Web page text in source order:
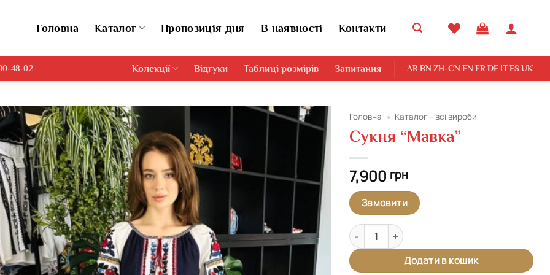
Головна Каталог Пропозиція дня В наявності Контакти
48-02 Колекції Відгуки Таблиці розмірів Запитання AR BN ZH-CN EN FR DE IT ES UK
Головна » Каталог – всі вироби
Сукня “Мавка”
7,900 грн
Замовити
Сукня "Мавка" кількість
Додати в кошик